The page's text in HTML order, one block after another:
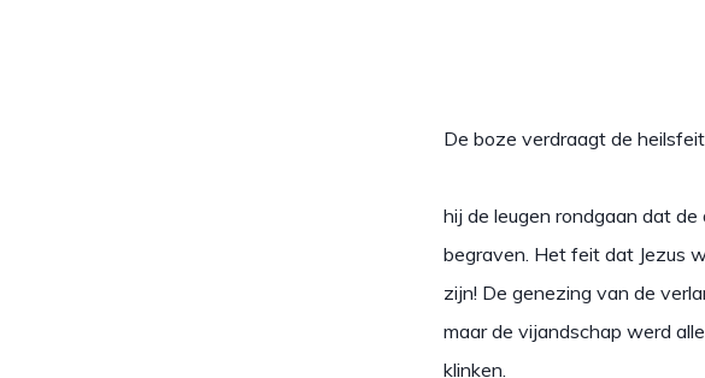
De boze verdraagt de
hij de leugen rondgaan dat
begraven. Het feit dat Jezus
zijn! De genezing van de
maar de vijandschap werd
klinken.